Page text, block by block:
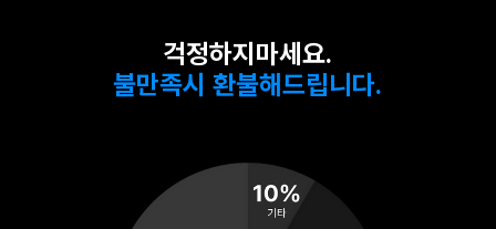
걱정하지마세요.
불만족시 환불해드립니다.